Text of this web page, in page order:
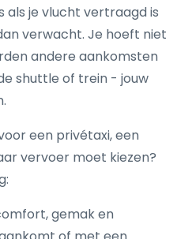
als je vlucht vertraagd is
verwacht. Je hoeft niet
andere aankomsten
shuttle of trein - jouw
een privétaxi, een
vervoer moet kiezen?
gemak en